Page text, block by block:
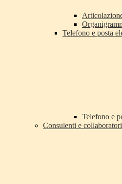
Telefono e posta
Telefono e
Consulenti e collaboratori